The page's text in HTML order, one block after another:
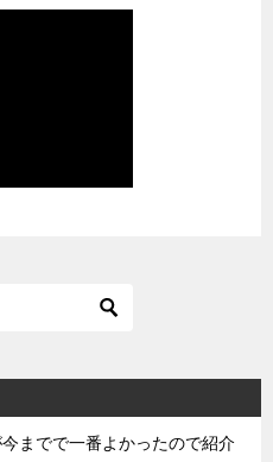
までで一番よかったので紹介